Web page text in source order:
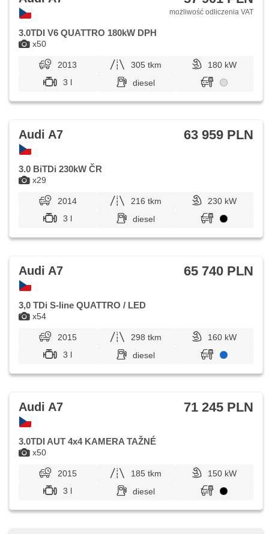
x50
możliwość odliczenia VAT
3.0TDI V6 QUATTRO 180kW DPH
2013 305 tkm
180 kW
3 l
diesel
x29
Audi A7 63 959 PLN
3.0 BiTDi 230kW ČR
2014 216 tkm
230 kW
3 l
diesel
x54
Audi A7 65 740 PLN
3,0 TDi S-line QUATTRO / LED
2015 298 tkm
160 kW
3 l
diesel
x50
Audi A7 71 245 PLN
3.0TDI AUT 4x4 KAMERA TAŽNÉ
2015 185 tkm
150 kW
3 l
diesel